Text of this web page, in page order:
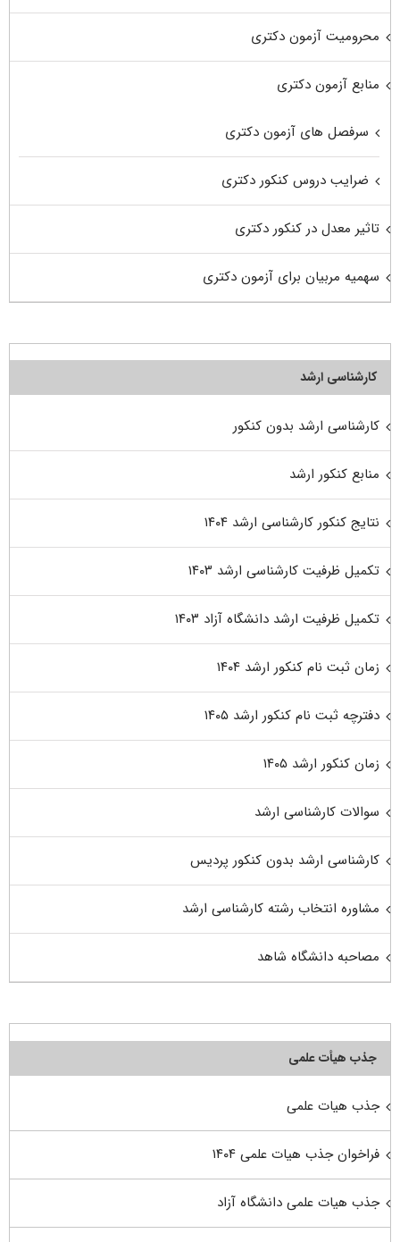
محرومیت آزمون دکتری
منابع آزمون دکتری
سرفصل های آزمون دکتری
ضرایب دروس کنکور دکتری
تاثیر معدل در کنکور دکتری
سهمیه مربیان برای آزمون دکتری
کارشناسی ارشد
کارشناسی ارشد بدون کنکور
منابع کنکور ارشد
نتایج کنکور کارشناسی ارشد ۱۴۰۴
تکمیل ظرفیت کارشناسی ارشد ۱۴۰۳
تکمیل ظرفیت ارشد دانشگاه آزاد ۱۴۰۳
زمان ثبت نام کنکور ارشد ۱۴۰۴
دفترچه ثبت نام کنکور ارشد ۱۴۰۵
زمان کنکور ارشد ۱۴۰۵
سوالات کارشناسی ارشد
کارشناسی ارشد بدون کنکور پردیس
مشاوره انتخاب رشته کارشناسی ارشد
مصاحبه دانشگاه شاهد
جذب هیأت علمی
جذب هیات علمی
فراخوان جذب هیات علمی ۱۴۰۴
جذب هیات علمی دانشگاه آزاد